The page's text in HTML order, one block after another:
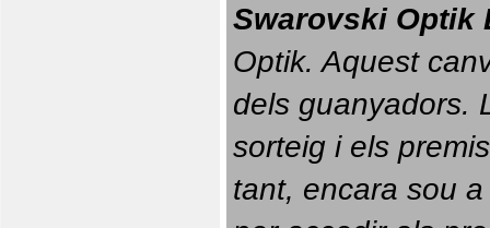
Swarovski Optik
Optik. Aquest
dels guanyadors.
sorteig i els
tant, encara sou